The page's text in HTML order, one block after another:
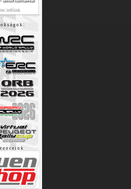
infóink
k s á g o k :
e n c e i n k